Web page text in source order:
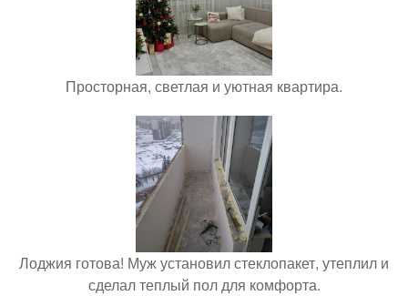
Просторная, светлая и уютная квартира.
Лоджия готова! Муж установил стеклопакет, утеплил и
сделал теплый пол для комфорта.